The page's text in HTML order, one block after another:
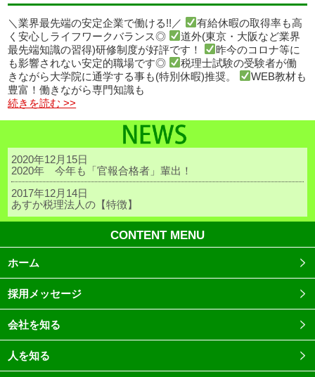
＼業界最先端の安定企業で働ける!!／
有給休暇の取得率も高
く安心しライフワークバランス◎
道外(東京・大阪など業界
最先端知識の習得)研修制度が好評です！
昨今のコロナ等に
も影響されない安定的職場です◎
税理士試験の受験者が働
きながら大学院に通学する事も(特別休暇)推奨。
WEB教材も
豊富！働きながら専門知識も
続きを読む >>
2020年12月15日
2020年 今年も「官報合格者」輩出！
2017年12月14日
あすか税理法人の【特徴】
CONTENT MENU
ホーム
採用メッセージ
会社を知る
人を知る